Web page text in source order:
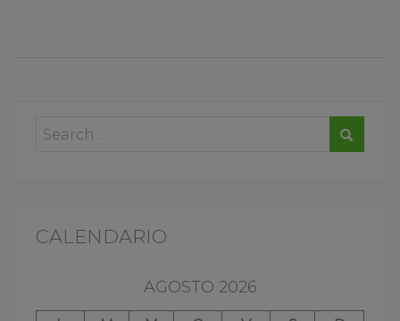
CALENDARIO
AGOSTO 2026